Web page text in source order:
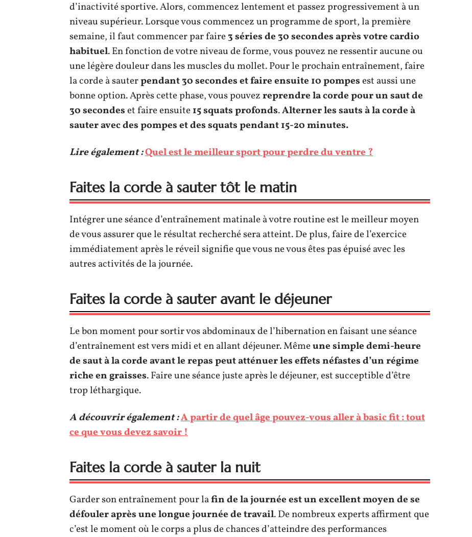
d’inactivité sportive. Alors, commencez lentement et passez progressivement à un
niveau supérieur. Lorsque vous commencez un programme de sport, la première
semaine, il faut commencer par faire3 séries de 30 secondes après votre cardio
habituel. En fonction de votre niveau de forme, vous pouvez ne ressentir aucune ou
une légère douleur dans les muscles du mollet. Pour le prochain entraînement, faire
la corde à sauterpendant 30 secondes et faire ensuite 10 pompesest aussi une
bonne option. Après cette phase, vous pouvezreprendre la corde pour un saut de
30 secondeset faire ensuite15 squats profonds.Alterner les sauts à la corde à
sauter avec des pompes et des squats pendant 15-20 minutes.
Lire également :Quel est le meilleur sport pour perdre du ventre ?
Faites la corde à sauter tôt le matin
Intégrer une séance d’entraînement matinale à votre routine est le meilleur moyen
de vous assurer que le résultat recherché sera atteint. De plus, faire de l’exercice
immédiatement après le réveil signifie que vous ne vous êtes pas épuisé avec les
autres activités de la journée.
Faites la corde à sauter avant le déjeuner
Le bon moment pour sortir vos abdominaux de l’hibernation en faisant une séance
d’entraînement est vers midi et en allant déjeuner. Mêmeune simple demi-heure
de saut à la corde avant le repas peut atténuer les effets néfastes d’un régime
riche en graisses. Faire une séance juste après le déjeuner, est succeptible d’être
trop léthargique.
A découvrir également :A partir de quel âge pouvez-vous aller à basic fit : tout
ce que vous devez savoir !
Faites la corde à sauter la nuit
Garder son entraînement pour lafin de la journée est un excellent moyen de se
défouler après une longue journée de travail. De nombreux experts affirment que
c’est le moment où le corps a plus de chances d’atteindre des performances